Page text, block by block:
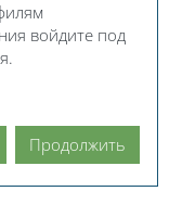
войдите под
Продолжить